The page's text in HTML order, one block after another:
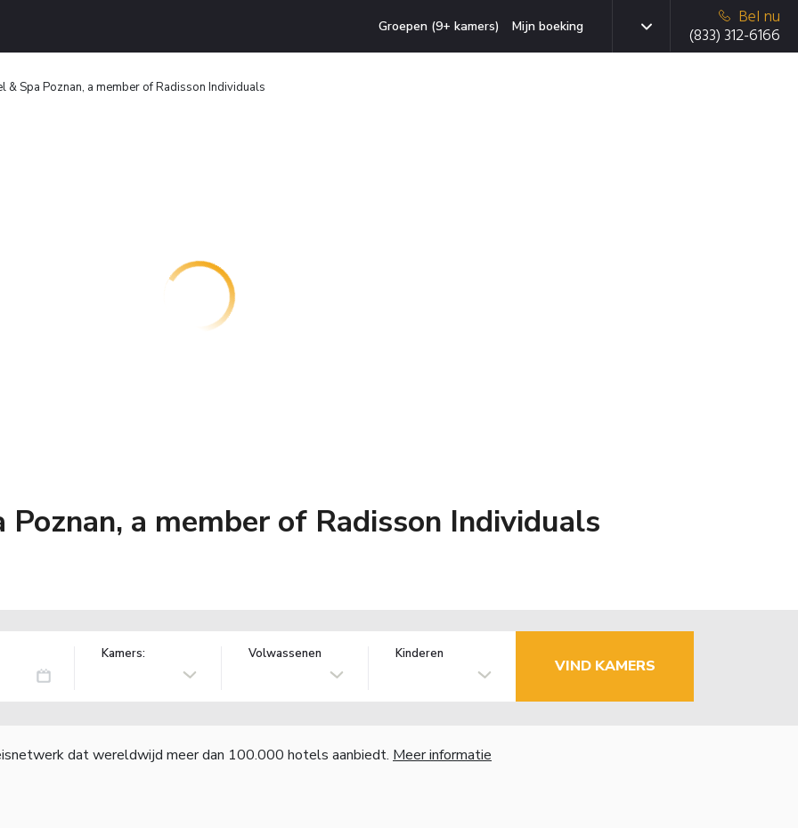
Groepen (9+ kamers) Mijn boeking
Bel nu
(833) 312-6166
& Spa Poznan, a member of Radisson Individuals
a member of Radisson Individuals
Kamers: Volwassenen Kinderen
VIND KAMERS
dat wereldwijd meer dan 100.000 hotels aanbiedt. Meer informatie